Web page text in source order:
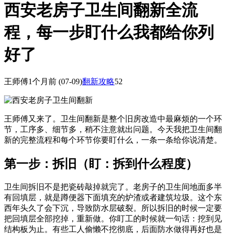
西安老房子卫生间翻新全流
程，每一步盯什么我都给你列
好了
王师傅1个月前 (07-09)翻新攻略52
王师傅又来了。卫生间翻新是整个旧房改造中最麻烦的一个环
节，工序多、细节多，稍不注意就出问题。今天我把卫生间翻
新的完整流程和每个环节你要盯什么，一条一条给你说清楚。
第一步：拆旧（盯：拆到什么程度）
卫生间拆旧不是把瓷砖敲掉就完了。老房子的卫生间地面多半
有回填层，就是蹲便器下面填充的炉渣或者建筑垃圾。这个东
西年头久了会下沉，导致防水层破裂。所以拆旧的时候一定要
把回填层全部挖掉，重新做。你盯工的时候就一句话：挖到见
结构板为止。有些工人偷懒不挖彻底，后面防水做得再好也是